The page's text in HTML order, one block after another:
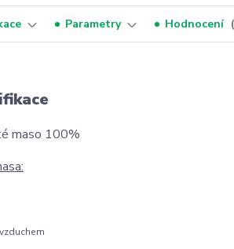
Parametry Hodnocení
maso 100%